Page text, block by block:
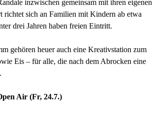
inzwischen gemeinsam mit ihren eigenen
richtet sich an Familien mit Kindern ab etwa
drei Jahren haben freien Eintritt.
gehören heuer auch eine Kreativstation zum
Eis – für alle, die nach dem Abrocken eine
Air (Fr, 24.7.)